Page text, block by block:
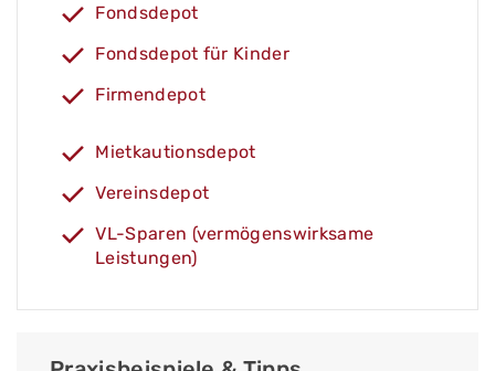
Fondsdepot
Fondsdepot für Kinder
Firmendepot
Mietkautionsdepot
Vereinsdepot
VL-Sparen (vermögenswirksame
Leistungen)